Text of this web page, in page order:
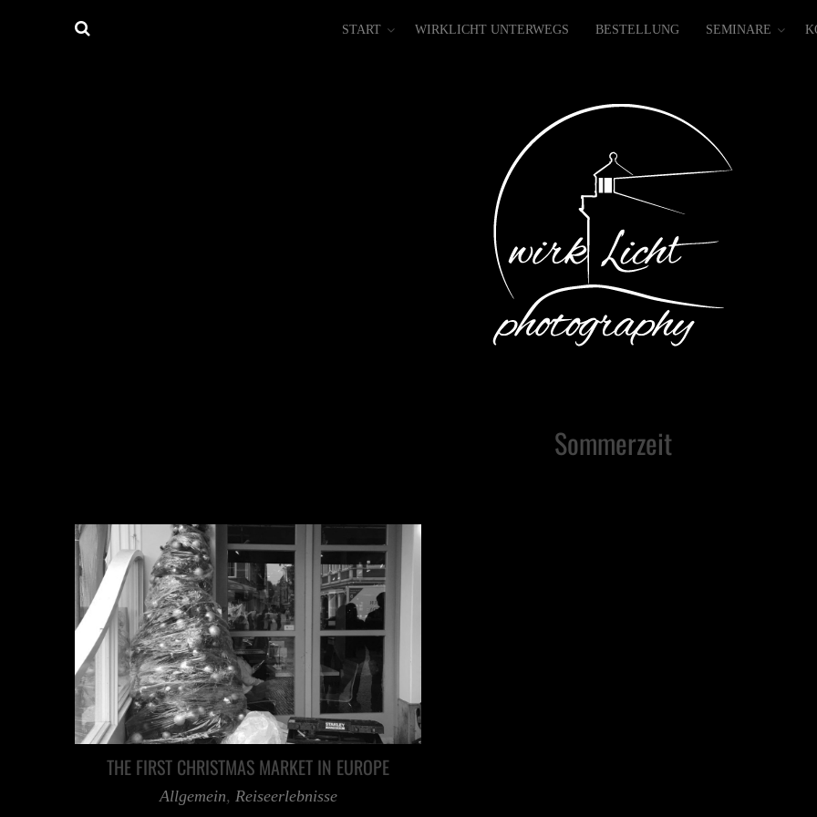
START WIRKLICHT UNTERWEGS BESTELLUNG SEMINARE
Sommerzeit
THE FIRST CHRISTMAS MARKET IN EUROPE
Allgemein, Reiseerlebnisse